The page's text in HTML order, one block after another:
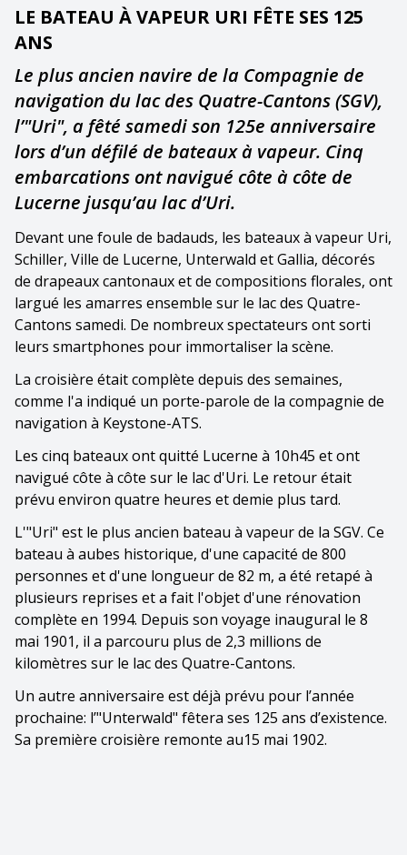
LE BATEAU À VAPEUR URI FÊTE SES 125
ANS
Le plus ancien navire de la Compagnie de
navigation du lac des Quatre-Cantons (SGV),
l’"Uri", a fêté samedi son 125e anniversaire
lors d’un défilé de bateaux à vapeur. Cinq
embarcations ont navigué côte à côte de
Lucerne jusqu’au lac d’Uri.
Devant une foule de badauds, les bateaux à vapeur Uri,
Schiller, Ville de Lucerne, Unterwald et Gallia, décorés
de drapeaux cantonaux et de compositions florales, ont
largué les amarres ensemble sur le lac des Quatre-
Cantons samedi. De nombreux spectateurs ont sorti
leurs smartphones pour immortaliser la scène.
La croisière était complète depuis des semaines,
comme l'a indiqué un porte-parole de la compagnie de
navigation à Keystone-ATS.
Les cinq bateaux ont quitté Lucerne à 10h45 et ont
navigué côte à côte sur le lac d'Uri. Le retour était
prévu environ quatre heures et demie plus tard.
L'"Uri" est le plus ancien bateau à vapeur de la SGV. Ce
bateau à aubes historique, d'une capacité de 800
personnes et d'une longueur de 82 m, a été retapé à
plusieurs reprises et a fait l'objet d'une rénovation
complète en 1994. Depuis son voyage inaugural le 8
mai 1901, il a parcouru plus de 2,3 millions de
kilomètres sur le lac des Quatre-Cantons.
Un autre anniversaire est déjà prévu pour l’année
prochaine: l’"Unterwald" fêtera ses 125 ans d’existence.
Sa première croisière remonte au15 mai 1902.